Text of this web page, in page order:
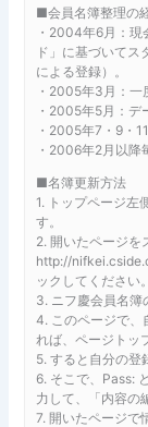
■会員名簿整理の
・2004年6月：現
ド」に基づいて
による登録）。
・2005年3月：一
・2005年5月：デ
・2005年7・9・
・2006年2月以降
■名簿更新方法
1. トップページ左
す。
2. 開いたページを
http://
ックしてください。
3. ニフ慶会員名簿
4. このページで、
れば、ページトッ
5. すると自分の登
6. そこで、Pass:
力して、「内容の
7. 開いたページで